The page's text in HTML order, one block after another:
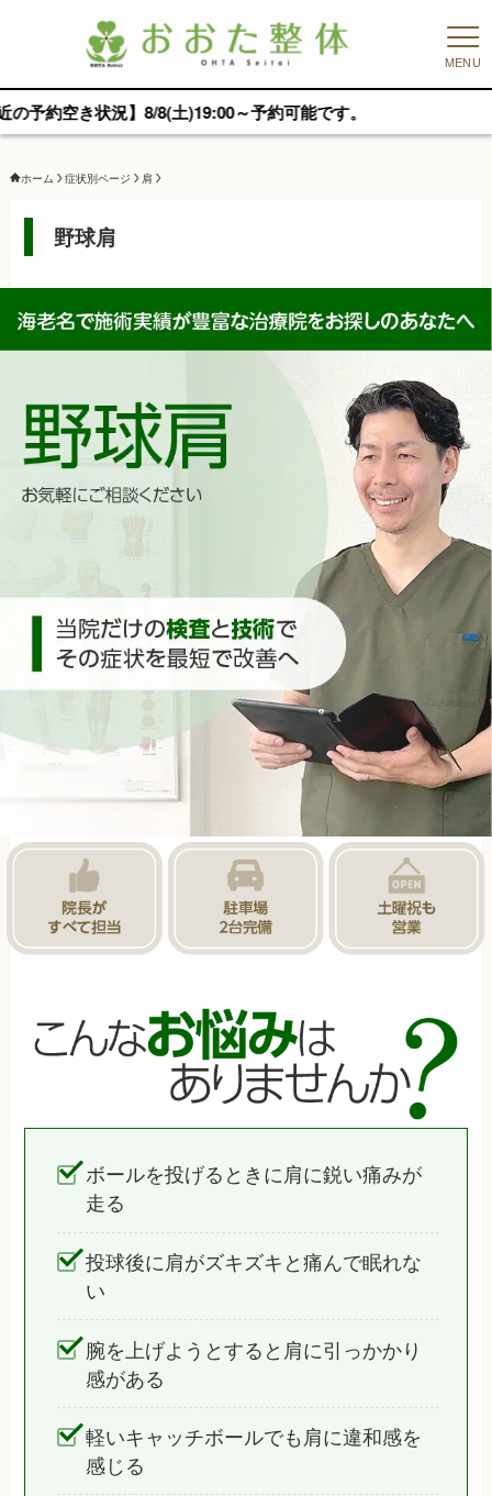
MENU
8(土)19:00～予約可能です。
ホーム 症状別ページ 肩
野球肩
ボールを投げるときに肩に鋭い痛みが
走る
投球後に肩がズキズキと痛んで眠れな
い
腕を上げようとすると肩に引っかかり
感がある
軽いキャッチボールでも肩に違和感を
感じる